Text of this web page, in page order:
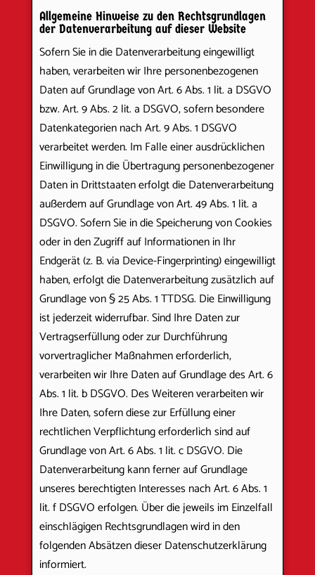
Allgemeine Hinweise zu den Rechtsgrundlagen
der Datenverarbeitung auf dieser Website
Sofern Sie in die Datenverarbeitung eingewilligt
haben, verarbeiten wir Ihre personenbezogenen
Daten auf Grundlage von Art. 6 Abs. 1 lit. a DSGVO
bzw. Art. 9 Abs. 2 lit. a DSGVO, sofern besondere
Datenkategorien nach Art. 9 Abs. 1 DSGVO
verarbeitet werden. Im Falle einer ausdrücklichen
Einwilligung in die Übertragung personenbezogener
Daten in Drittstaaten erfolgt die Datenverarbeitung
außerdem auf Grundlage von Art. 49 Abs. 1 lit. a
DSGVO. Sofern Sie in die Speicherung von Cookies
oder in den Zugriff auf Informationen in Ihr
Endgerät (z. B. via Device-Fingerprinting) eingewilligt
haben, erfolgt die Datenverarbeitung zusätzlich auf
Grundlage von § 25 Abs. 1 TTDSG. Die Einwilligung
ist jederzeit widerrufbar. Sind Ihre Daten zur
Vertragserfüllung oder zur Durchführung
vorvertraglicher Maßnahmen erforderlich,
verarbeiten wir Ihre Daten auf Grundlage des Art. 6
Abs. 1 lit. b DSGVO. Des Weiteren verarbeiten wir
Ihre Daten, sofern diese zur Erfüllung einer
rechtlichen Verpflichtung erforderlich sind auf
Grundlage von Art. 6 Abs. 1 lit. c DSGVO. Die
Datenverarbeitung kann ferner auf Grundlage
unseres berechtigten Interesses nach Art. 6 Abs. 1
lit. f DSGVO erfolgen. Über die jeweils im Einzelfall
einschlägigen Rechtsgrundlagen wird in den
folgenden Absätzen dieser Datenschutzerklärung
informiert.